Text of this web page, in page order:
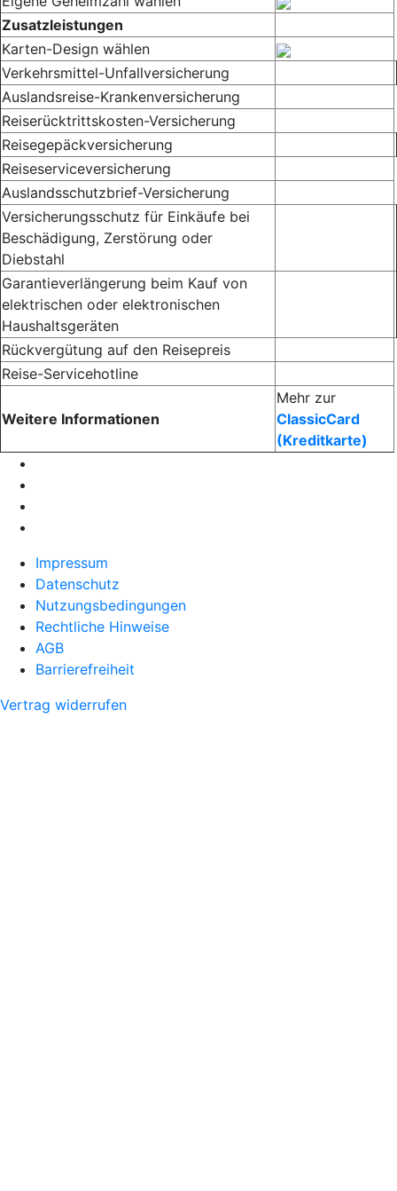
Zusatzleistungen
Karten-Design wählen
Verkehrsmittel-Unfallversicherung
Auslandsreise-Krankenversicherung
Reiserücktrittskosten-Versicherung
Reisegepäckversicherung
Reiseserviceversicherung
Auslandsschutzbrief-Versicherung
Versicherungsschutz für Einkäufe bei
Beschädigung, Zerstörung oder
Diebstahl
Garantieverlängerung beim Kauf von
elektrischen oder elektronischen
Haushaltsgeräten
Rückvergütung auf den Reisepreis
Reise-Servicehotline
Weitere Informationen
Mehr zur
ClassicCard
(Kreditkarte)
Impressum
Datenschutz
Nutzungsbedingungen
Rechtliche Hinweise
AGB
Barrierefreiheit
Vertrag widerrufen